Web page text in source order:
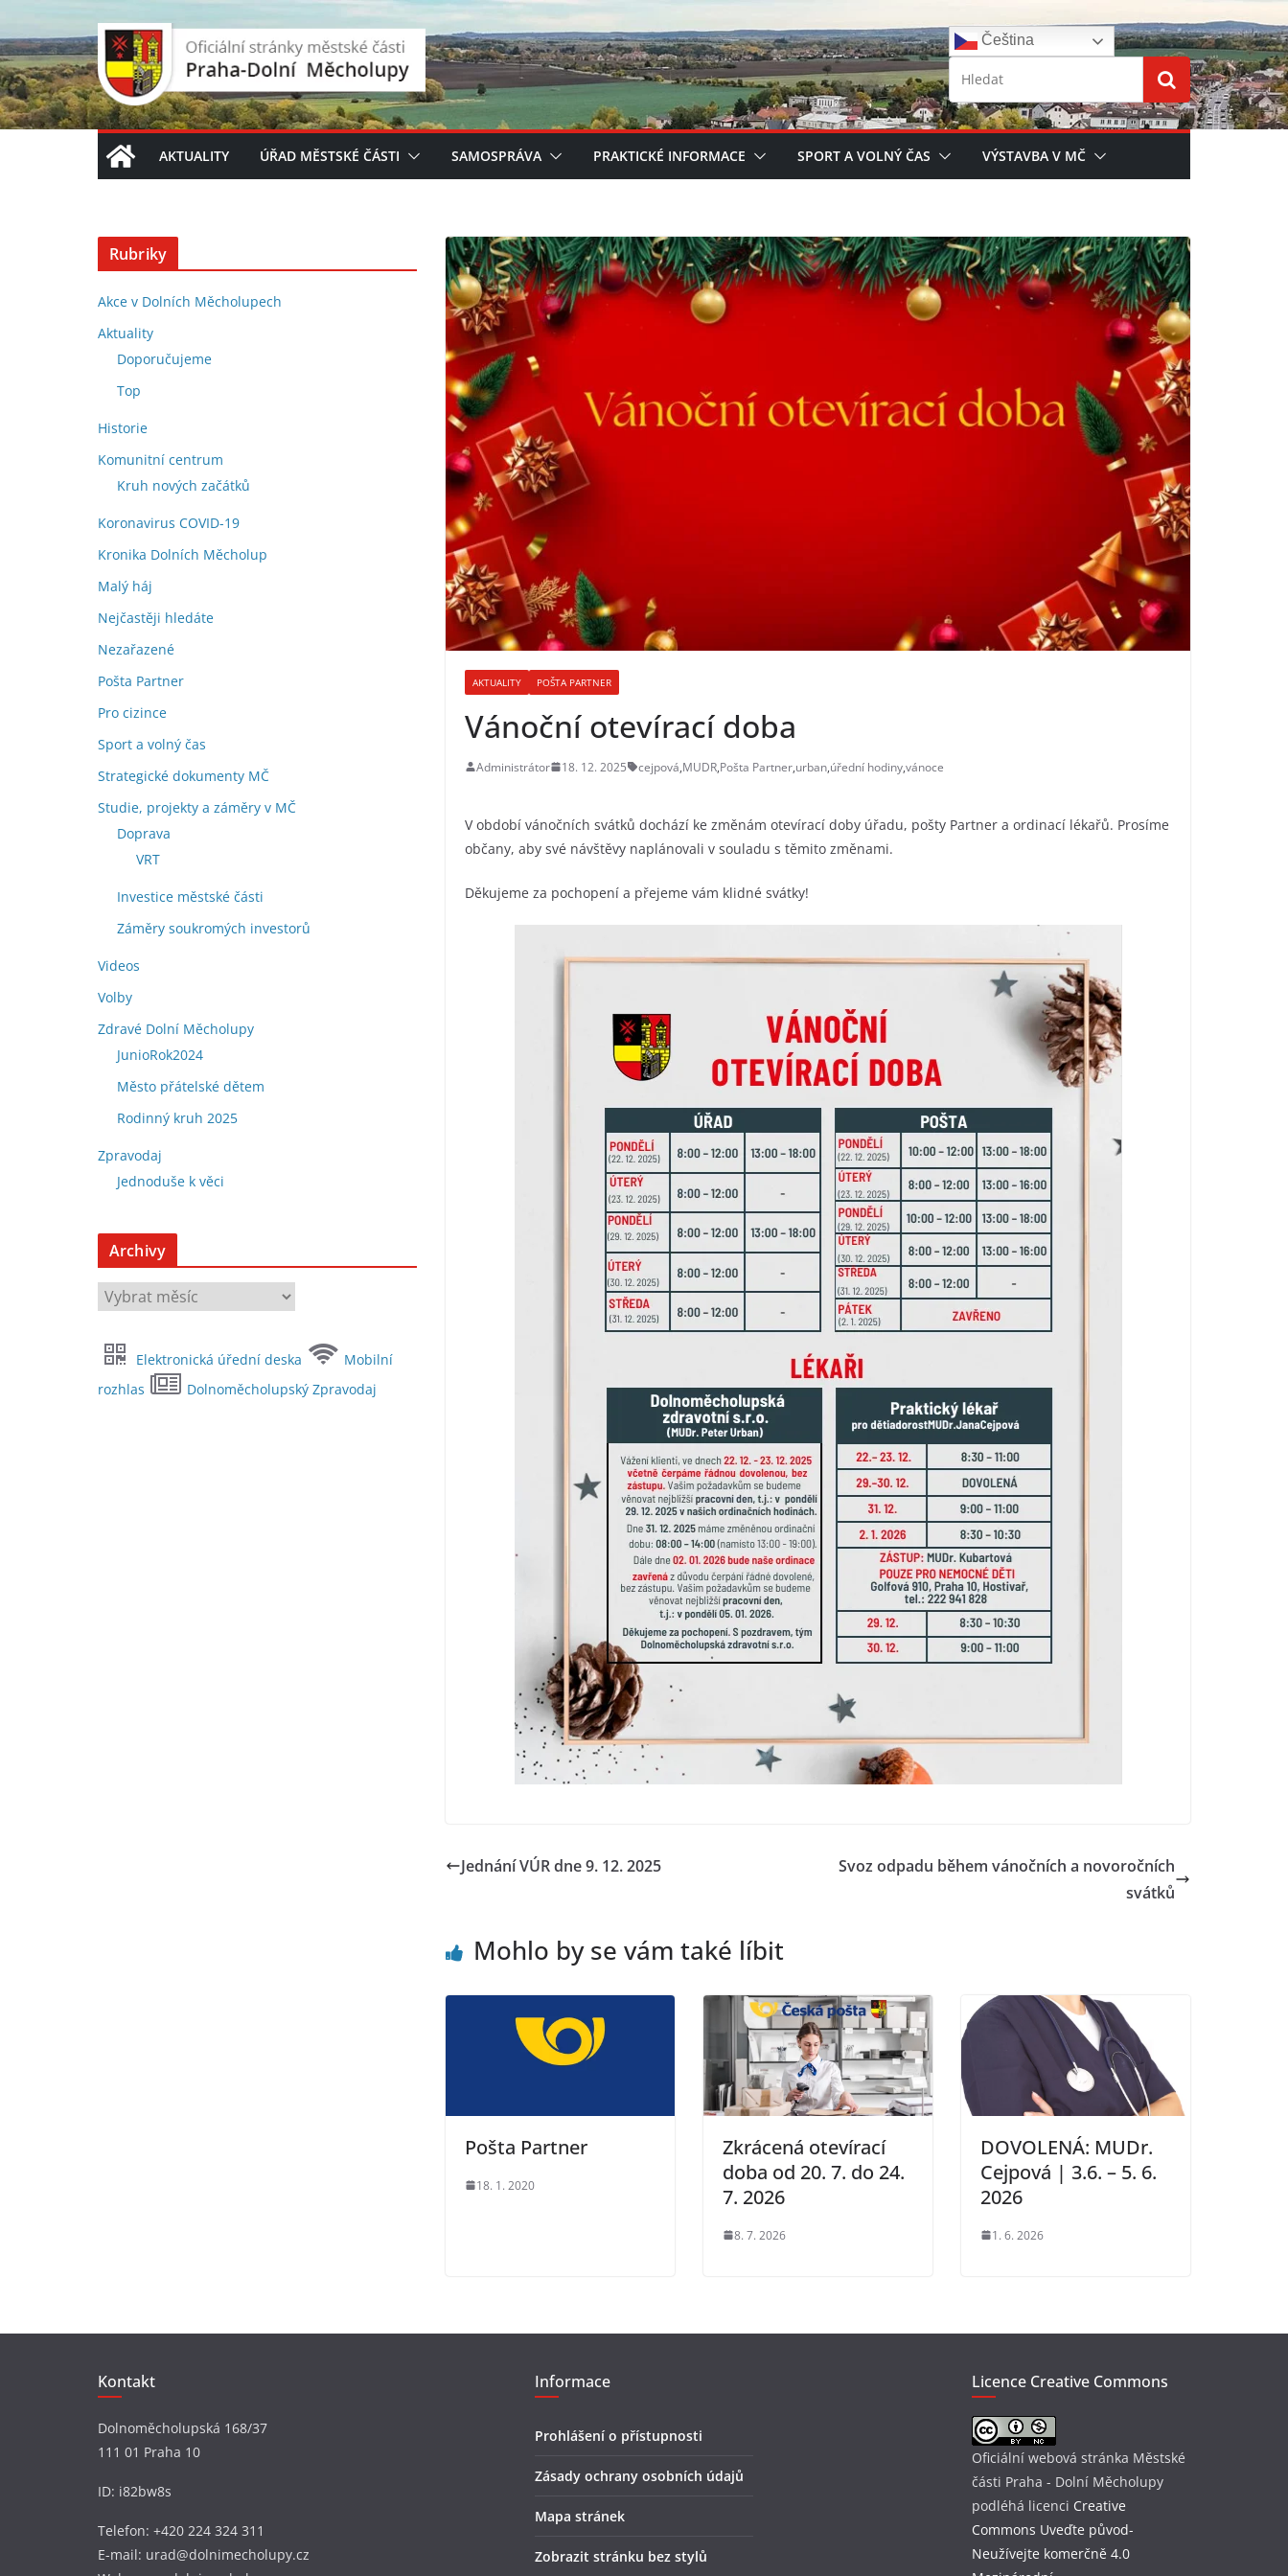
na
obsah
Čeština‎
AKTUALITY ÚŘAD MĚSTSKÉ ČÁSTI SAMOSPRÁVA PRAKTICKÉ INFORMACE SPORT A VOLNÝ ČAS VÝSTAVBA V MČ
AKTUALITY POŠTA PARTNER
Vánoční otevírací doba
Administrátor 18. 12. 2025 cejpová,MUDR,Pošta Partner,urban,úřední hodiny,vánoce
V období vánočních svátků dochází ke změnám otevírací doby úřadu, pošty Partner a ordinací lékařů. Prosíme
občany, aby své návštěvy naplánovali v souladu s těmito změnami.
Děkujeme za pochopení a přejeme vám klidné svátky!
Jednání VÚR dne 9. 12. 2025
Svoz odpadu během vánočních a novoročních
svátků
Mohlo by se vám také líbit
Pošta Partner
18. 1. 2020
Zkrácená otevírací
doba od 20. 7. do 24.
7. 2026
8. 7. 2026
DOVOLENÁ: MUDr.
Cejpová | 3.6. – 5. 6.
2026
1. 6. 2026
Rubriky
Akce v Dolních Měcholupech
Aktuality
Doporučujeme
Top
Historie
Komunitní centrum
Kruh nových začátků
Koronavirus COVID-19
Kronika Dolních Měcholup
Malý háj
Nejčastěji hledáte
Nezařazené
Pošta Partner
Pro cizince
Sport a volný čas
Strategické dokumenty MČ
Studie, projekty a záměry v MČ
Doprava
VRT
Investice městské části
Záměry soukromých investorů
Videos
Volby
Zdravé Dolní Měcholupy
JunioRok2024
Město přátelské dětem
Rodinný kruh 2025
Zpravodaj
Jednoduše k věci
Archivy
A
r
h
i
Elektronická úřední deska
Mobilní
rozhlas
Dolnoměcholupský Zpravodaj
Kontakt
Dolnoměcholupská 168/37
111 01 Praha 10
ID: i82bw8s
Telefon: +420 224 324 311
E-mail: urad@dolnimecholupy.cz
Informace
Prohlášení o přístupnosti
Zásady ochrany osobních údajů
Mapa stránek
Zobrazit stránku bez stylů
Licence Creative Commons
Oficiální webová stránka Městské
části Praha - Dolní Měcholupy
podléhá licenci Creative
Commons Uveďte původ-
Neužívejte komerčně 4.0